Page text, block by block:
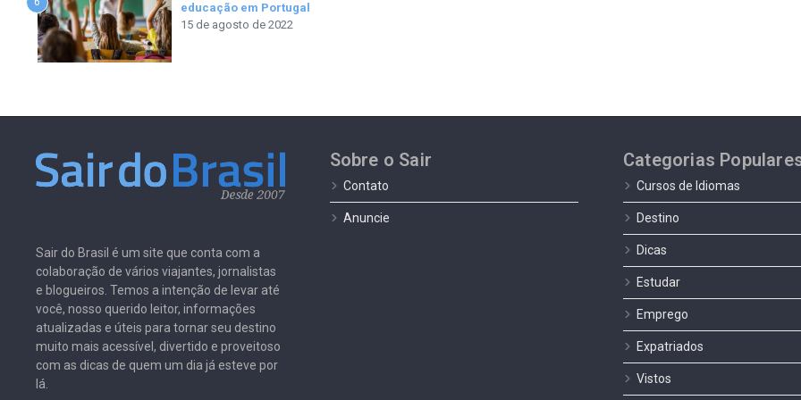
educação em Portugal
15 de agosto de 2022
Sair do Brasil é um site que conta com a
colaboração de vários viajantes, jornalistas
e blogueiros. Temos a intenção de levar até
você, nosso querido leitor, informações
atualizadas e úteis para tornar seu destino
muito mais acessível, divertido e proveitoso
com as dicas de quem um dia já esteve por
lá.
Sobre o Sair
Contato
Anuncie
Categorias
Cursos de Idiomas
Destino
Dicas
Estudar
Emprego
Expatriados
Vistos